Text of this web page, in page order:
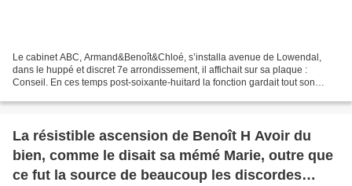
Le cabinet ABC, Armand&Benoît&Chloé, s’installa avenue de Lowendal,
dans le huppé et discret 7e arrondissement, il affichait sur sa plaque :
Conseil. En ces temps post-soixante-huitard la fonction gardait tout son
La résistible ascension de Benoît H Avoir du
bien, comme le disait sa mémé Marie, outre que
ce fut la source de beaucoup les discordes